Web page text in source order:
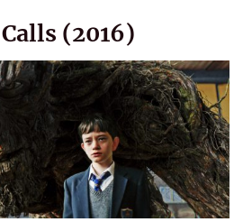
(2016)